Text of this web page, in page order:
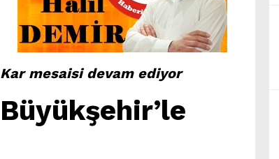
Kar mesaisi devam ediyor
Büyükşehir’le